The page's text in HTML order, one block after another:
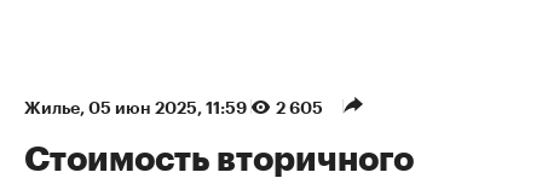
Жилье⁠, 05 июн 2025, 11:59 2 605
Стоимость вторичного